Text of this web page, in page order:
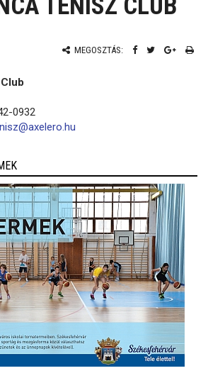
TENISZ CLUB
MEGOSZTÁS:
0932